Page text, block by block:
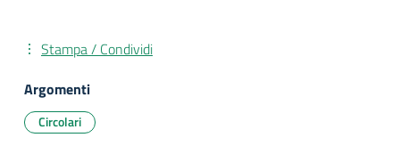
Stampa / Condividi
Argomenti
Circolari